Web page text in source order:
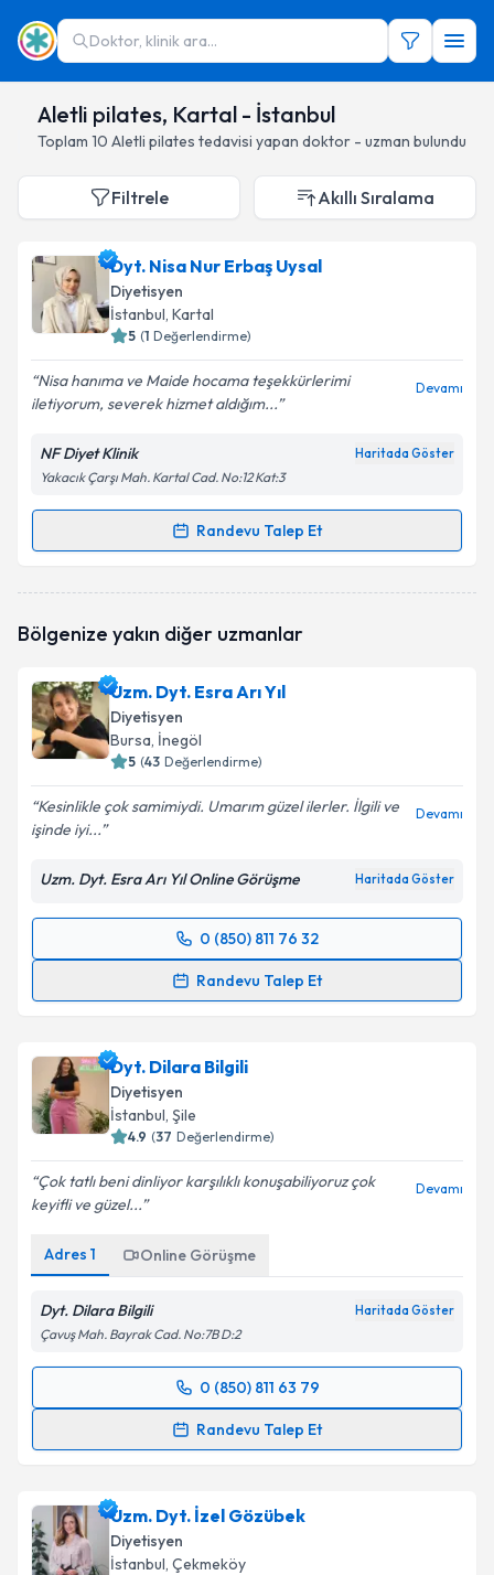
Doktor, klinik ara...
Aletli pilates, Kartal - İstanbul
Toplam 10 Aletli pilates tedavisi yapan doktor - uzman bulundu
Filtrele Akıllı Sıralama
Dyt. Nisa Nur Erbaş Uysal
Diyetisyen
İstanbul, Kartal
5 (1 Değerlendirme)
Nisa hanıma ve Maide hocama teşekkürlerimi
iletiyorum, severek hizmet aldığım...
Devamı
NF Diyet Klinik Haritada Göster
Yakacık Çarşı Mah. Kartal Cad. No:12 Kat:3
Randevu Talep Et
Randevu Takvimi Talebi
oluşturun. Size bu uzmandan randevu almanız için bir
E-posta Adresiniz
Kişisel verilerimin işlenmesine ilişkin Aydınlatma
Metni
Takvim Talebini Gönder
Bölgenize yakın diğer uzmanlar
Uzm. Dyt. Esra Arı Yıl
Diyetisyen
Bursa, İnegöl
5 (43 Değerlendirme)
Kesinlikle çok samimiydi. Umarım güzel ilerler. İlgili ve
işinde iyi...
Devamı
Uzm. Dyt. Esra Arı Yıl Online Görüşme Haritada Göster
0 (850) 811 76 32
Randevu Talep Et
Randevu Takvimi Talebi
takvim hazırlandığında e-posta ile bilgilendireceğiz.
E-posta Adresiniz
kapsamda işlenmesini kabul ediyorum.
Takvim Talebini Gönder
Dyt. Dilara Bilgili
Diyetisyen
İstanbul, Şile
4.9 (37 Değerlendirme)
Çok tatlı beni dinliyor karşılıklı konuşabiliyoruz çok
keyifli ve güzel...
Devamı
Adres 1 Online Görüşme
Dyt. Dilara Bilgili Haritada Göster
Çavuş Mah. Bayrak Cad. No:7B D:2
0 (850) 811 63 79
Randevu Talep Et
Randevu Takvimi Talebi
takvim hazırlandığında e-posta ile bilgilendireceğiz.
E-posta Adresiniz
Uzm. Dyt. İzel Gözübek
Diyetisyen
İstanbul, Çekmeköy